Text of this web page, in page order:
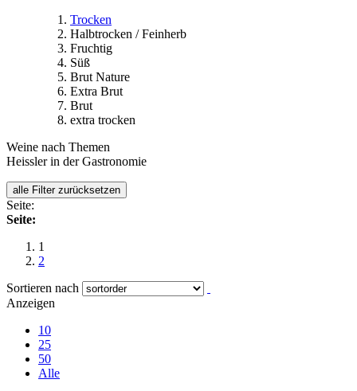
Trocken
Halbtrocken / Feinherb
Fruchtig
Süß
Brut Nature
Extra Brut
Brut
extra trocken
Weine nach Themen
Heissler in der Gastronomie
alle Filter zurücksetzen
Seite:
Seite:
1
2
Sortieren nach
Anzeigen
10
25
50
Alle